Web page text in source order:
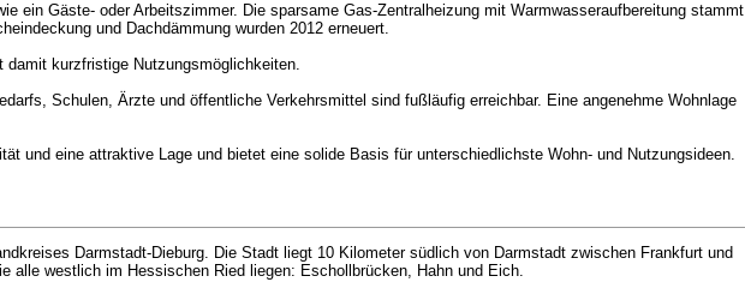
ein Gäste- oder Arbeitszimmer. Die sparsame Gas-Zentralheizung mit Warmwasseraufbereitung stammt
und Dachdämmung wurden 2012 erneuert.
damit kurzfristige Nutzungsmöglichkeiten.
Schulen, Ärzte und öffentliche Verkehrsmittel sind fußläufig erreichbar. Eine angenehme Wohnlage
und eine attraktive Lage und bietet eine solide Basis für unterschiedlichste Wohn- und Nutzungsideen.
Darmstadt-Dieburg. Die Stadt liegt 10 Kilometer südlich von Darmstadt zwischen Frankfurt und
alle westlich im Hessischen Ried liegen: Eschollbrücken, Hahn und Eich.